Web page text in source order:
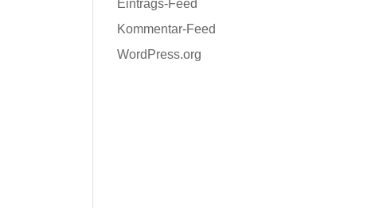
Eintrags-Feed
Kommentar-Feed
WordPress.org